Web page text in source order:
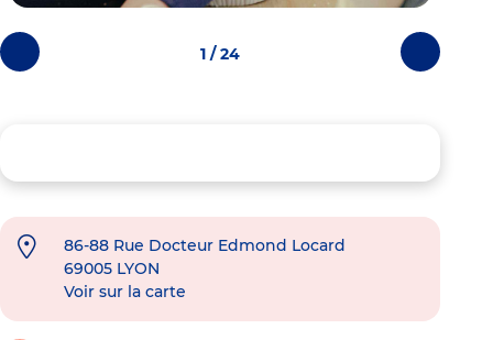
Photos
précédentes
Photos
suivantes
1 / 24
86-88 Rue Docteur Edmond Locard
69005 LYON
Voir sur la carte